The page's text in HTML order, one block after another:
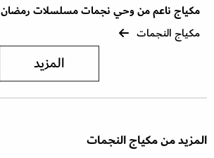
مكياج ناعم من وحي نجمات مسلسلات رمضان 2024
مكياج النجمات
المزيد
المزيد من مكياج النجمات